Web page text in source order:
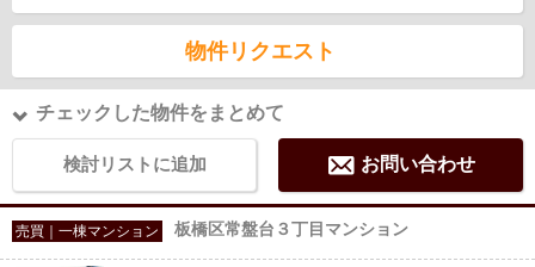
物件リクエスト
チェックした物件をまとめて
検討リストに追加 お問い合わせ
売買｜一棟マンション 板橋区常盤台３丁目マンション